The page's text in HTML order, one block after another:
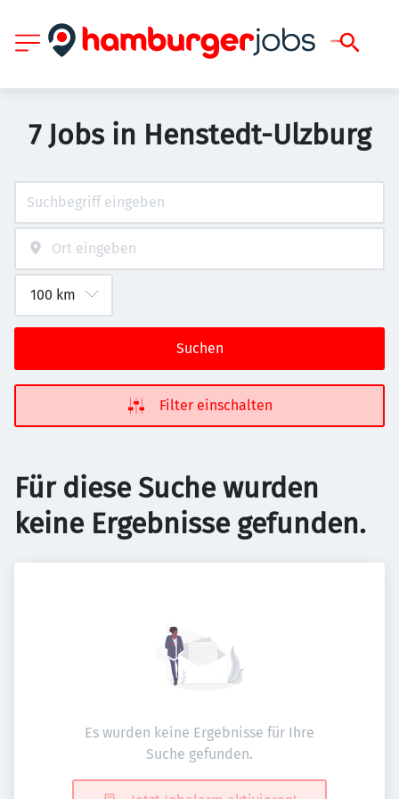
7 Jobs in Henstedt-Ulzburg
Suchen
Filter einschalten
Für diese Suche wurden
keine Ergebnisse gefunden.
Es wurden keine Ergebnisse für Ihre
Suche gefunden.